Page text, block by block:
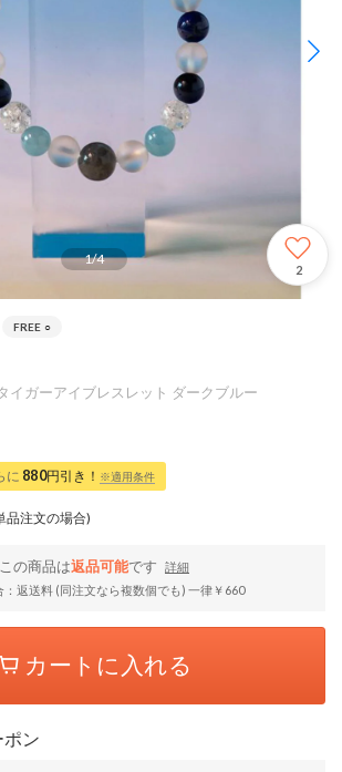
1/4
2
FREE ○
イガーアイブレスレット ダークブルー
に 880円引き！ ※適用条件
品注文の場合)
この商品は返品可能です
詳細
：返送料 (同注文なら複数個でも) 一律￥660
カートに入れる
ポン